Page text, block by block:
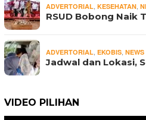
ADVERTORIAL KESEHATAN
RSUD Bobong Naik
ADVERTORIAL EKOBIS NEWS
Jadwal dan Lokasi,
VIDEO PILIHAN